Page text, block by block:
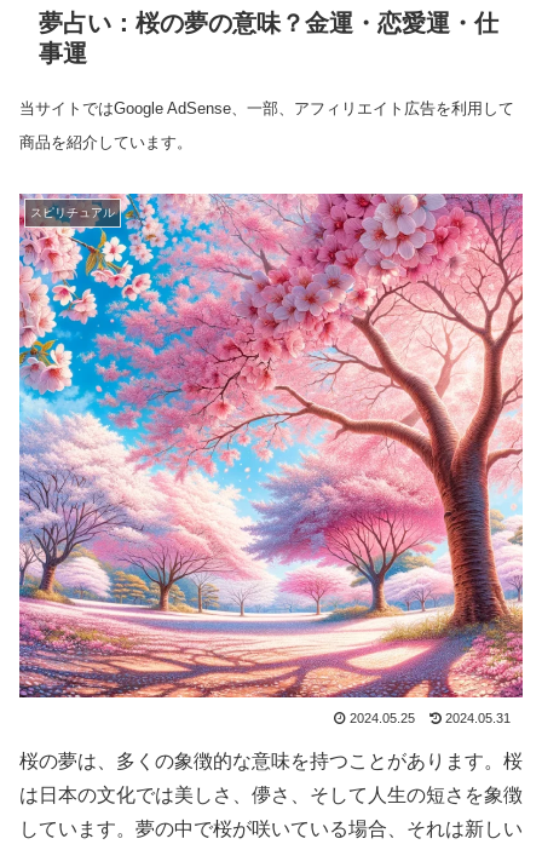
夢占い：桜の夢の意味？金運・恋愛運・仕
事運
当サイトではGoogle AdSense、一部、アフィリエイト広告を利用して
商品を紹介しています。
スピリチュアル
2024.05.25 2024.05.31
桜の夢は、多くの象徴的な意味を持つことがあります。桜
は日本の文化では美しさ、儚さ、そして人生の短さを象徴
しています。夢の中で桜が咲いている場合、それは新しい